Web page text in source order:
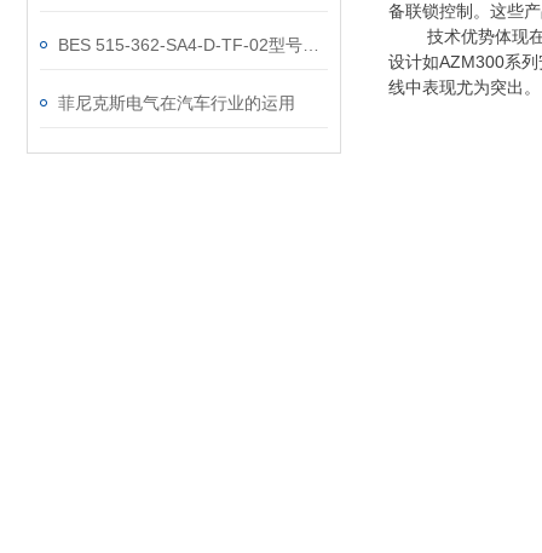
菲尼克斯电气在汽车行业的运用
备联锁控制。这些
技术优势体现
设计如AZM300系
线中表现尤为突出。